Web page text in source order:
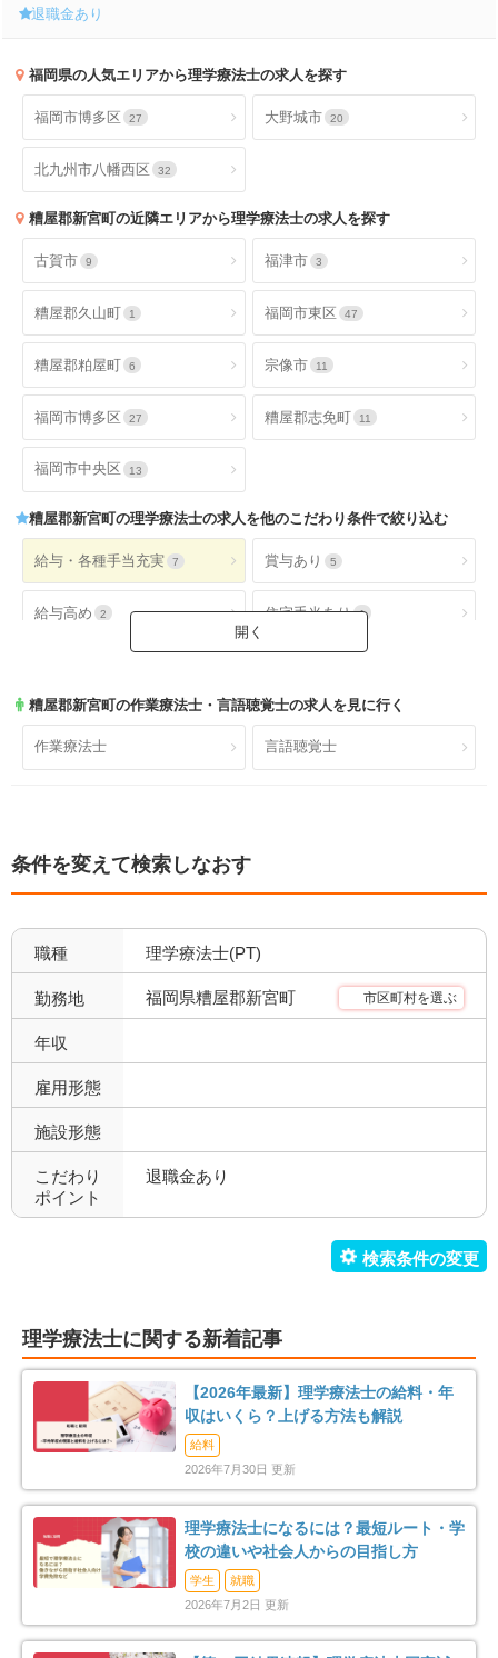
退職金あり
福岡県の人気エリアから理学療法士の求人を探す
福岡市博多区 27 大野城市 20
北九州市八幡西区 32
糟屋郡新宮町の近隣エリアから理学療法士の求人を探す
古賀市 9 福津市 3
糟屋郡久山町 1 福岡市東区 47
糟屋郡粕屋町 6 宗像市 11
福岡市博多区 27 糟屋郡志免町 11
福岡市中央区 13
糟屋郡新宮町の理学療法士の求人を他のこだわり条件で絞り込む
給与・各種手当充実 7 賞与あり 5
給与高め 2 住宅手当あり 1
就業時間・休日が魅力 土日休み
日祝休み 0 土日祝休み 0
年間休日120日以上 0
福利厚生充実 7 社会保険完備 6
昇給あり 退職金あり
寮あり 0
試用期間有
職場環境充実
0
車通勤可 6 転居のサポート充実
リハスタッフ複数在籍 経営が安定している 4
管理職募集 0
糟屋郡新宮町の作業療法士・言語聴覚士の求人を見に行く
作業療法士 言語聴覚士
条件を変えて検索しなおす
職種 理学療法士(PT)
勤務地 福岡県糟屋郡新宮町 市区町村を選ぶ
年収
雇用形態
施設形態
こだわり
ポイント
退職金あり
理学療法士に関する新着記事
【2026年最新】理学療法士の給料・年
収はいくら？上げる方法も解説
給料
2026年7月30日 更新
理学療法士になるには？最短ルート・学
校の違いや社会人からの目指し方
学生
就職
2026年7月2日 更新